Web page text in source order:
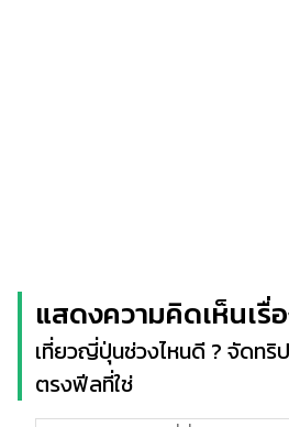
แสดงความคิดเห็นเรื่
เที่ยวญี่ปุ่นช่วงไหนดี ? จัดทริ
ตรงฟีลที่ใช่